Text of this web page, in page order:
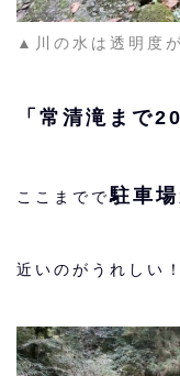
▲川の水は透明度
「常清滝まで
ここまでで駐車
近いのがうれしい！